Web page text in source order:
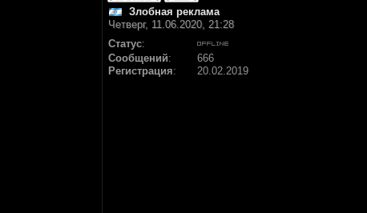
Злобная реклама
Четверг, 11.06.2020, 21:28
Статус:
Сообщений:
666
Регистрация: 20.02.2019